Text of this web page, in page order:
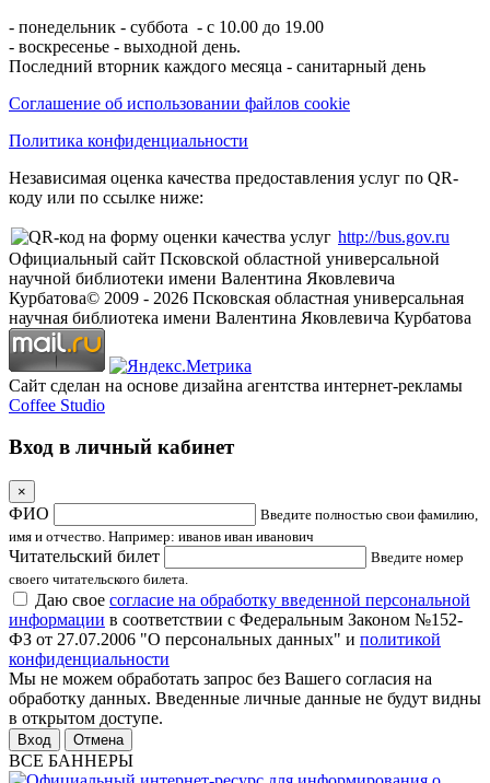
- понедельник - суббота - с 10.00 до 19.00
- воскресенье - выходной день.
Последний вторник каждого месяца - санитарный день
Соглашение об использовании файлов cookie
Политика конфиденциальности
Независимая оценка качества предоставления услуг по QR-
коду или по ссылке ниже:
http://bus.gov.ru
Официальный сайт Псковской областной универсальной
научной библиотеки имени Валентина Яковлевича
Курбатова© 2009 - 2026 Псковская областная универсальная
научная библиотека имени Валентина Яковлевича Курбатова
Сайт сделан на основе дизайна агентства интернет-рекламы
Coffee Studio
Вход в личный кабинет
×
ФИО
Введите полностью свои фамилию,
имя и отчество. Например: иванов иван иванович
Читательский билет
Введите номер
своего читательского билета.
Даю свое согласие на обработку введенной персональной
информации в соответствии с Федеральным Законом №152-
ФЗ от 27.07.2006 "О персональных данных" и политикой
конфиденциальности
Мы не можем обработать запрос без Вашего согласия на
обработку данных. Введенные личные данные не будут видны
в открытом доступе.
Отмена
ВСЕ БАННЕРЫ